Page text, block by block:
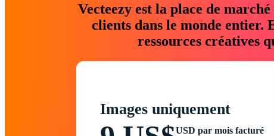
Vecteezy est la place de
clients dans le monde entier.
ressources créatives
Images uniquement
USD par mois facturé